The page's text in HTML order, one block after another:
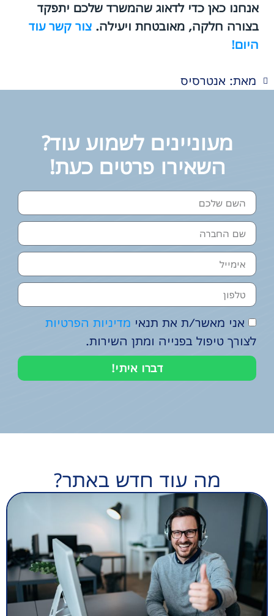
אנחנו כאן כדי לדאוג שהמשרד שלכם יתפקד
בצורה חלקה, מאובטחת ויעילה. צור קשר עוד
היום!
מאת: אנטרסיס
מעוניינים לשמוע עוד?
השאירו פרטים כעת!
אני מאשר/ת את תנאי מדיניות הפרטיות
לצורך טיפול בפנייה ומתן השירות.
דברו איתי!
מה עוד חדש באתר?